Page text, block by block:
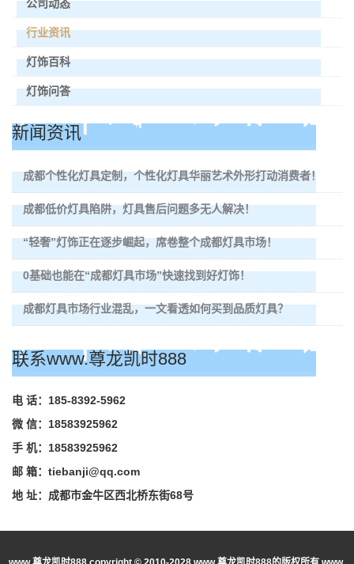
公司动态
行业资讯
灯饰百科
灯饰问答
新闻资讯
成都个性化灯具定制，个性化灯具华丽艺术外形打动消费者！
成都低价灯具陷阱，灯具售后问题多无人解决！
“轻奢”灯饰正在逐步崛起，席卷整个成都灯具市场！
0基础也能在“成都灯具市场”快速找到好灯饰！
成都灯具市场行业混乱，一文看透如何买到品质灯具？
联系www.尊龙凯时888
电 话：185-8392-5962
微 信：18583925962
手 机：18583925962
邮 箱： tiebanji@qq.com
地 址：成都市金牛区西北桥东街68号